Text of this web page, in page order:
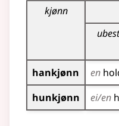
Bøyingstabell for
kjønn
hankjønn en
hunkjønn
ei/en